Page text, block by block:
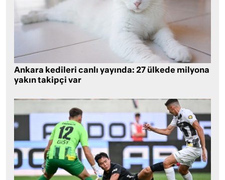
Ankara kedileri canlı yayında: 27 ülkede milyona
yakın takipçi var